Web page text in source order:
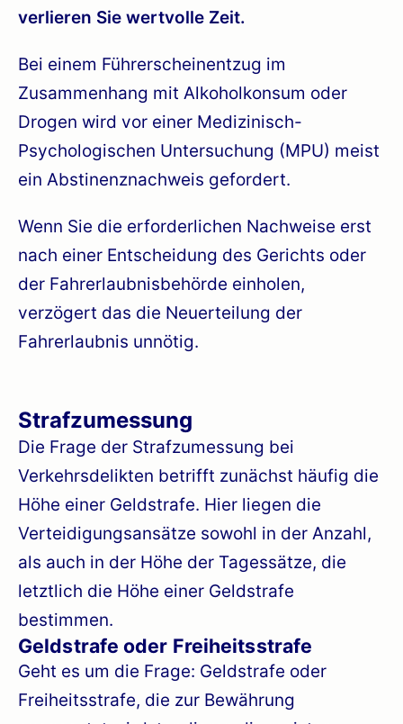
verlieren Sie wertvolle Zeit.
Bei einem Führerscheinentzug im
Zusammenhang mit Alkoholkonsum oder
Drogen wird vor einer Medizinisch-
Psychologischen Untersuchung (MPU) meist
ein Abstinenznachweis gefordert.
Wenn Sie die erforderlichen Nachweise erst
nach einer Entscheidung des Gerichts oder
der Fahrerlaubnisbehörde einholen,
verzögert das die Neuerteilung der
Fahrerlaubnis unnötig.
Strafzumessung
Die Frage der Strafzumessung bei
Verkehrsdelikten betrifft zunächst häufig die
Höhe einer Geldstrafe. Hier liegen die
Verteidigungsansätze sowohl in der Anzahl,
als auch in der Höhe der Tagessätze, die
letztlich die Höhe einer Geldstrafe
bestimmen.
Geldstrafe oder Freiheitsstrafe
Geht es um die Frage: Geldstrafe oder
Freiheitsstrafe, die zur Bewährung